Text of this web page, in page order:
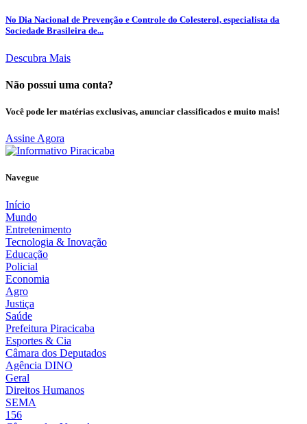
No Dia Nacional de Prevenção e Controle do Colesterol, especialista da
Sociedade Brasileira de...
Descubra Mais
Não possui uma conta?
Você pode ler matérias exclusivas, anunciar classificados e muito mais!
Assine Agora
Navegue
Início
Mundo
Entretenimento
Tecnologia & Inovação
Educação
Policial
Economia
Agro
Justiça
Saúde
Prefeitura Piracicaba
Esportes & Cia
Câmara dos Deputados
Agência DINO
Geral
Direitos Humanos
SEMA
156